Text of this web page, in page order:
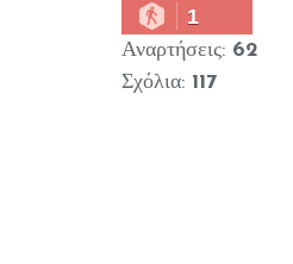
1
Αναρτήσεις: 62
Σχόλια: 117